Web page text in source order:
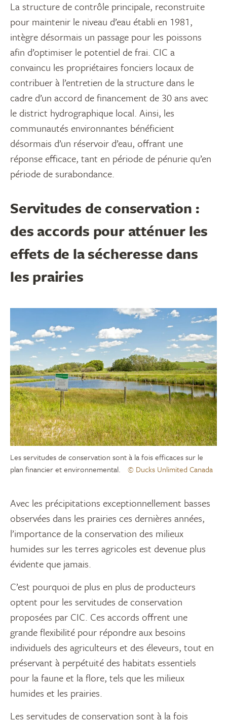
La structure de contrôle principale, reconstruite
pour maintenir le niveau d’eau établi en 1981,
intègre désormais un passage pour les poissons
afin d’optimiser le potentiel de frai. CIC a
convaincu les propriétaires fonciers locaux de
contribuer à l’entretien de la structure dans le
cadre d’un accord de financement de 30 ans avec
le district hydrographique local. Ainsi, les
communautés environnantes bénéficient
désormais d’un réservoir d’eau, offrant une
réponse efficace, tant en période de pénurie qu’en
période de surabondance.
Servitudes de conservation :
des accords pour atténuer les
effets de la sécheresse dans
les prairies
Les servitudes de conservation sont à la fois efficaces sur le
plan financier et environnemental.
© Ducks Unlimited Canada
Avec les précipitations exceptionnellement basses
observées dans les prairies ces dernières années,
l’importance de la conservation des milieux
humides sur les terres agricoles est devenue plus
évidente que jamais.
C’est pourquoi de plus en plus de producteurs
optent pour les servitudes de conservation
proposées par CIC. Ces accords offrent une
grande flexibilité pour répondre aux besoins
individuels des agriculteurs et des éleveurs, tout en
préservant à perpétuité des habitats essentiels
pour la faune et la flore, tels que les milieux
humides et les prairies.
Les servitudes de conservation sont à la fois